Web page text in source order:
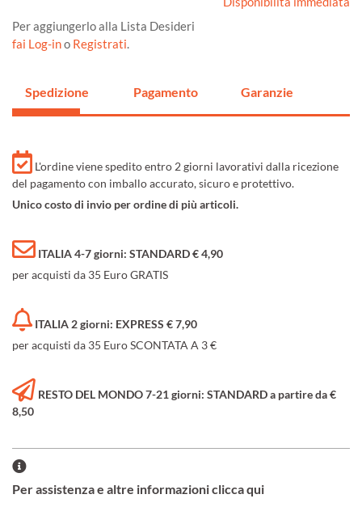
Per aggiungerlo alla Lista Desideri
fai Log-ino Registrati.
Spedizione Pagamento Garanzie
L'ordine viene spedito entro 2 giorni lavorativi dalla ricezione
del pagamento con imballo accurato, sicuro e protettivo.
Unico costo di invio per ordine di più articoli.
ITALIA 4-7 giorni: STANDARD € 4,90
per acquisti da 35 Euro GRATIS
ITALIA 2 giorni: EXPRESS € 7,90
per acquisti da 35 Euro SCONTATA A 3 €
RESTO DEL MONDO 7-21 giorni: STANDARD a partire da €
8,50
Per assistenza e altre informazioni clicca qui